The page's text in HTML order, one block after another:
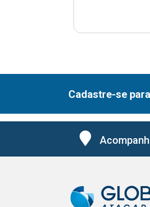
Cadastre-se